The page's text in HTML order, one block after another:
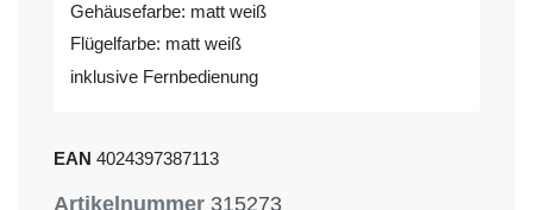
Gehäusefarbe: matt weiß
Flügelfarbe: matt weiß
inklusive Fernbedienung
EAN 4024397387113
Artikelnummer 315273